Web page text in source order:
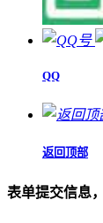
QQ
返回顶部
表单提交信息